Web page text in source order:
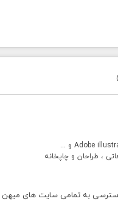
، طراحان و چاپخانه
به تمامی سایت های میهن